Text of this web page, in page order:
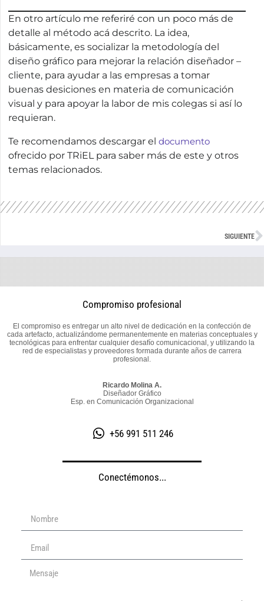
En otro artículo me referiré con un poco más de
detalle al método acá descrito. La idea,
básicamente, es socializar la metodología del
diseño gráfico para mejorar la relación diseñador –
cliente, para ayudar a las empresas a tomar
buenas desiciones en materia de comunicación
visual y para apoyar la labor de mis colegas si así lo
requieran.
Te recomendamos descargar eldocumento
ofrecido por TRiEL para saber más de este y otros
temas relacionados.
SIGUIENTE
Compromiso profesional
El compromiso es entregar un alto nivel de dedicación en la confección de
cada artefacto, actualizándome permanentemente en materias conceptuales y
tecnológicas para enfrentar cualquier desafío comunicacional, y utilizando la
red de especialistas y proveedores formada durante años de carrera
profesional.
Ricardo Molina A.
Diseñador Gráfico
Esp. en Comunicación Organizacional
+56 991 511 246
Conectémonos...